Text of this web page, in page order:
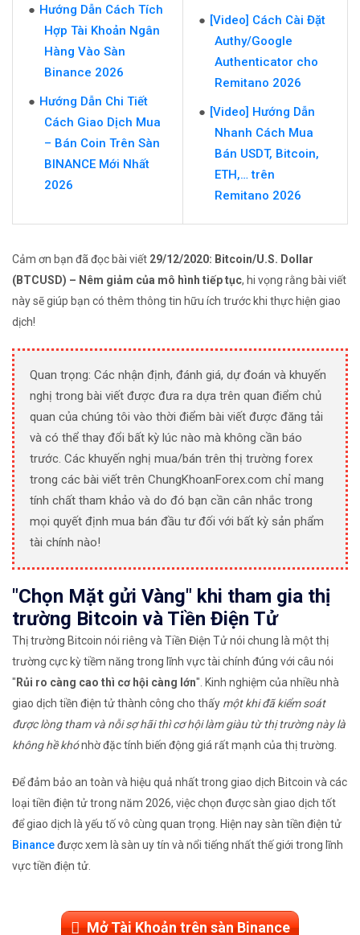
Hướng Dẫn Cách Tích
Hợp Tài Khoản Ngân
Hàng Vào Sàn
Binance 2026
Hướng Dẫn Chi Tiết
Cách Giao Dịch Mua
– Bán Coin Trên Sàn
BINANCE Mới Nhất
2026
[Video] Cách Cài Đặt
Authy/Google
Authenticator cho
Remitano 2026
[Video] Hướng Dẫn
Nhanh Cách Mua
Bán USDT, Bitcoin,
ETH,… trên
Remitano 2026
Cảm ơn bạn đã đọc bài viết 29/12/2020: Bitcoin/U.S. Dollar
(BTCUSD) – Nêm giảm của mô hình tiếp tục, hi vọng rằng bài viết
này sẽ giúp bạn có thêm thông tin hữu ích trước khi thực hiện giao
dịch!
Quan trọng: Các nhận định, đánh giá, dự đoán và khuyến
nghị trong bài viết được đưa ra dựa trên quan điểm chủ
quan của chúng tôi vào thời điểm bài viết được đăng tải
và có thể thay đổi bất kỳ lúc nào mà không cần báo
trước. Các khuyến nghị mua/bán trên thị trường forex
trong các bài viết trên ChungKhoanForex.com chỉ mang
tính chất tham khảo và do đó bạn cần cân nhắc trong
mọi quyết định mua bán đầu tư đối với bất kỳ sản phẩm
tài chính nào!
"Chọn Mặt gửi Vàng" khi tham gia thị
trường Bitcoin và Tiền Điện Tử
Thị trường Bitcoin nói riêng và Tiền Điện Tử nói chung là một thị
trường cực kỳ tiềm năng trong lĩnh vực tài chính đúng với câu nói
" Rủi ro càng cao thì cơ hội càng lớn". Kinh nghiệm của nhiều nhà
giao dịch tiền điện tử thành công cho thấy một khi đã kiểm soát
được lòng tham và nỗi sợ hãi thì cơ hội làm giàu từ thị trường này là
không hề khónhờ đặc tính biến động giá rất mạnh của thị trường.
Để đảm bảo an toàn và hiệu quả nhất trong giao dịch Bitcoin và các
loại tiền điện tử trong năm 2026, việc chọn được sàn giao dịch tốt
để giao dịch là yếu tố vô cùng quan trọng. Hiện nay sàn tiền điện tử
Binanceđược xem là sàn uy tín và nổi tiếng nhất thế giới trong lĩnh
vực tiền điện tử.
Mở Tài Khoản trên sàn Binance